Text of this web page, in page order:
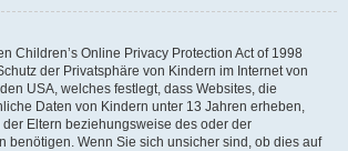
Children’s Online Privacy Protection Act of 1998
der Privatsphäre von Kindern im Internet von
USA, welches festlegt, dass Websites, die
Daten von Kindern unter 13 Jahren erheben,
Eltern beziehungsweise des oder der
benötigen. Wenn Sie sich unsicher sind, ob dies auf